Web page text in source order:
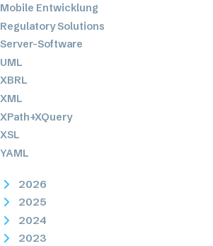
Mobile Entwicklung
Regulatory Solutions
Server-Software
UML
XBRL
XML
XPath+XQuery
XSL
YAML
2026
2025
2024
2023